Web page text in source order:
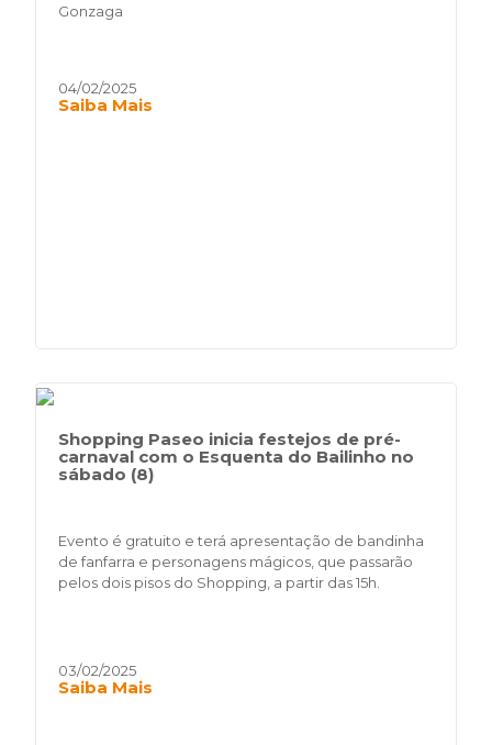
Gonzaga
04/02/2025
Saiba Mais
Shopping Paseo inicia festejos de pré-
carnaval com o Esquenta do Bailinho no
sábado (8)
Evento é gratuito e terá apresentação de bandinha
de fanfarra e personagens mágicos, que passarão
pelos dois pisos do Shopping, a partir das 15h.
03/02/2025
Saiba Mais